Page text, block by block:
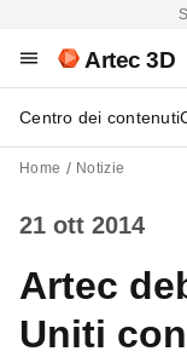
Artec 3D
Centro dei contenuti
Home Notizie
21 ott 2014
Artec
Uniti